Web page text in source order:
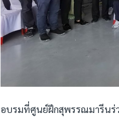
อบรมที่ศูนย์ฝึกสุพรรณมารีนร่